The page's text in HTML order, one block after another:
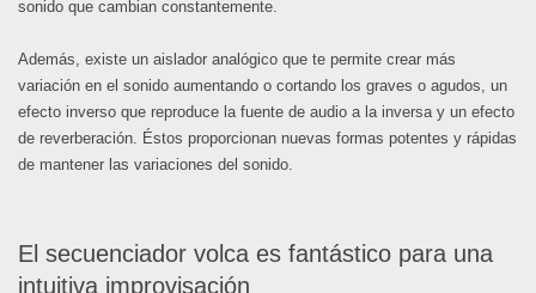
sonido que cambian constantemente.
Además, existe un aislador analógico que te permite crear más
variación en el sonido aumentando o cortando los graves o agudos, un
efecto inverso que reproduce la fuente de audio a la inversa y un efecto
de reverberación. Éstos proporcionan nuevas formas potentes y rápidas
de mantener las variaciones del sonido.
El secuenciador volca es fantástico para una
intuitiva improvisación